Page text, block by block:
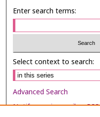
Enter search terms:
Select context to search:
Advanced Search
Notify me via email orRSS